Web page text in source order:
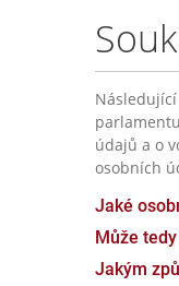
údajů a o
osobních
Jaké
Může
Jakým